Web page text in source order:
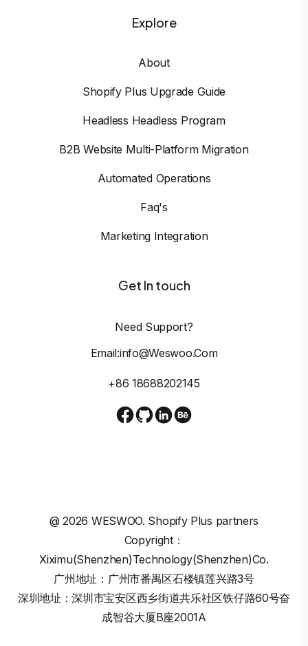
Explore
About
Shopify Plus Upgrade Guide
Headless Headless Program
B2B Website Multi-Platform Migration
Automated Operations
Faq's
Marketing Integration
Get In touch
Need Support?
Email:info@weswoo.com
+86 18688202145
@2026 WESWOO. Shopify Plus partners
Copyright：
Xiximu(Shenzhen)Technology(Shenzhen)Co.
广州地址：广州市番禺区石楼镇莲兴路3号
深圳地址：深圳市宝安区西乡街道共乐社区铁仔路60号奋
成智谷大厦B座2001A